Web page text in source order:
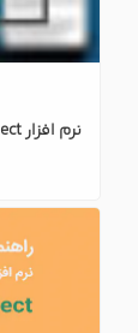
نرم افزار Adobe Connect: از صفر تا صد!